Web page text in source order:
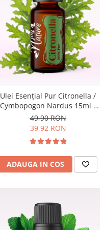
Ulei Esenţial Pur Citronella /
Cymbopogon Nardus 15ml -
Aromaterapie Sigura | nJoy
Nature
49,90 RON
39,92 RON
ADAUGA IN COS